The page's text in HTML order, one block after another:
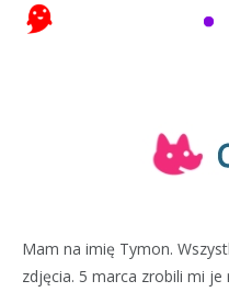
Mam na imię Tymon.
zdjęcia. 5 marca zrobili mi je